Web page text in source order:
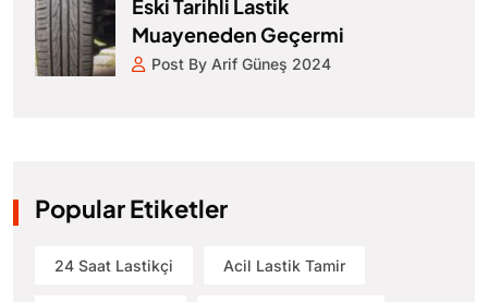
Eski Tarihli Lastik
Muayeneden Geçermi
Post By Arif Güneş 2024
Popular Etiketler
24 Saat Lastikçi Acil Lastik Tamir